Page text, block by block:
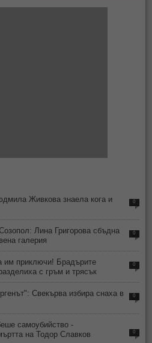
Живкова знаела кога и
0
Лина Григорова сбъдна
галерия
0
им приключи! Брадърите
с гръм и трясък
0
Свекърва избира снаха в
0
самоубийство -
на Тодор Славков
0